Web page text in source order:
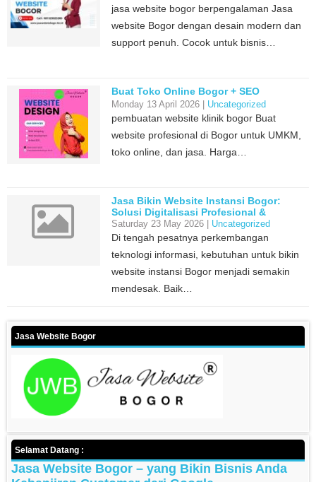
jasa website bogor berpengalaman Jasa
website Bogor dengan desain modern dan
support penuh. Cocok untuk bisnis…
Buat Toko Online Bogor + SEO
Monday 13 April 2026 | Uncategorized
pembuatan website klinik bogor Buat
website profesional di Bogor untuk UMKM,
toko online, dan jasa. Harga…
Jasa Bikin Website Instansi Bogor:
Solusi Digitalisasi Profesional &
Terpercaya
Saturday 23 May 2026 | Uncategorized
Di tengah pesatnya perkembangan
teknologi informasi, kebutuhan untuk bikin
website instansi Bogor menjadi semakin
mendesak. Baik…
Jasa Website Bogor
Selamat Datang :
Jasa Website Bogor – yang Bikin Bisnis Anda